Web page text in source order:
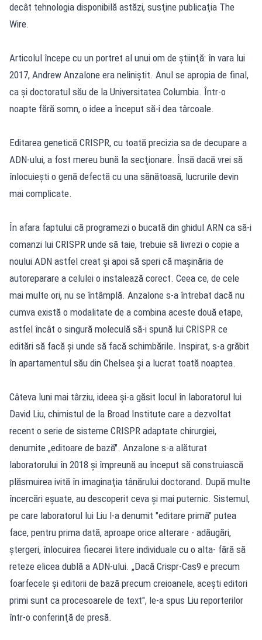
decât tehnologia disponibilă astăzi, susţine publicaţia The
Wire.
Articolul începe cu un portret al unui om de ştiinţă: în vara lui
2017, Andrew Anzalone era neliniştit. Anul se apropia de final,
ca şi doctoratul său de la Universitatea Columbia. Într-o
noapte fără somn, o idee a început să-i dea târcoale.
Editarea genetică CRISPR, cu toată precizia sa de decupare a
ADN-ului, a fost mereu bună la secţionare. Însă dacă vrei să
înlocuieşti o genă defectă cu una sănătoasă, lucrurile devin
mai complicate.
În afara faptului că programezi o bucată din ghidul ARN ca să-i
comanzi lui CRISPR unde să taie, trebuie să livrezi o copie a
noului ADN astfel creat şi apoi să speri că maşinăria de
autoreparare a celulei o instalează corect. Ceea ce, de cele
mai multe ori, nu se întâmplă. Anzalone s-a întrebat dacă nu
cumva există o modalitate de a combina aceste două etape,
astfel încât o singură moleculă să-i spună lui CRISPR ce
editări să facă şi unde să facă schimbările. Inspirat, s-a grăbit
în apartamentul său din Chelsea şi a lucrat toată noaptea.
Câteva luni mai târziu, ideea şi-a găsit locul în laboratorul lui
David Liu, chimistul de la Broad Institute care a dezvoltat
recent o serie de sisteme CRISPR adaptate chirurgiei,
denumite „editoare de bază". Anzalone s-a alăturat
laboratorului în 2018 şi împreună au început să construiască
plăsmuirea ivită în imaginaţia tânărului doctorand. După multe
încercări eşuate, au descoperit ceva şi mai puternic. Sistemul,
pe care laboratorul lui Liu l-a denumit "editare primă" putea
face, pentru prima dată, aproape orice alterare - adăugări,
ştergeri, înlocuirea fiecarei litere individuale cu o alta- fără să
reteze elicea dublă a ADN-ului. „Dacă Crispr-Cas9 e precum
foarfecele şi editorii de bază precum creioanele, aceşti editori
primi sunt ca procesoarele de text", le-a spus Liu reporterilor
într-o conferinţă de presă.